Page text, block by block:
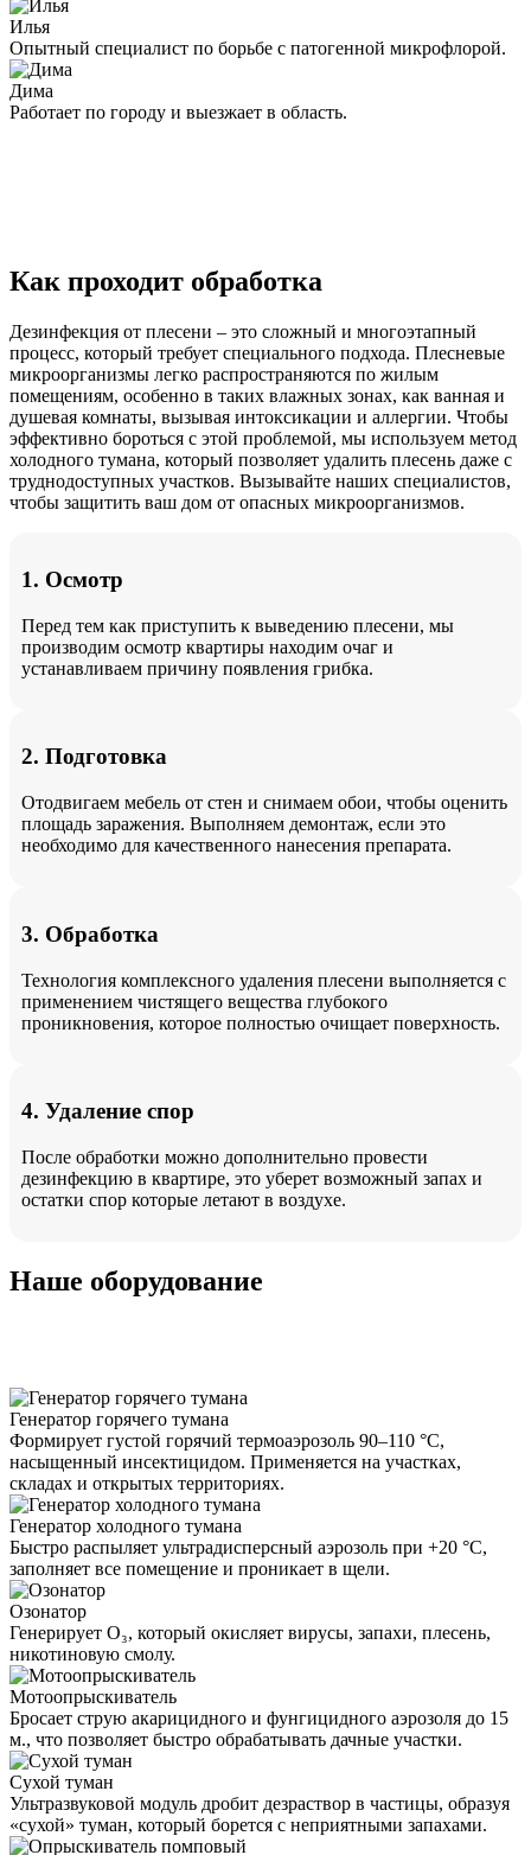
Илья
Опытный специалист по борьбе с патогенной микрофлорой.
Дима
Работает по городу и выезжает в область.
Как проходит обработка
Дезинфекция от плесени – это сложный и многоэтапный
процесс, который требует специального подхода. Плесневые
микроорганизмы легко распространяются по жилым
помещениям, особенно в таких влажных зонах, как ванная и
душевая комнаты, вызывая интоксикации и аллергии. Чтобы
эффективно бороться с этой проблемой, мы используем метод
холодного тумана, который позволяет удалить плесень даже с
труднодоступных участков. Вызывайте наших специалистов,
чтобы защитить ваш дом от опасных микроорганизмов.
1. Осмотр
Перед тем как приступить к выведению плесени, мы
производим осмотр квартиры находим очаг и
устанавливаем причину появления грибка.
2. Подготовка
Отодвигаем мебель от стен и снимаем обои, чтобы оценить
площадь заражения. Выполняем демонтаж, если это
необходимо для качественного нанесения препарата.
3. Обработка
Технология комплексного удаления плесени выполняется с
применением чистящего вещества глубокого
проникновения, которое полностью очищает поверхность.
4. Удаление спор
После обработки можно дополнительно провести
дезинфекцию в квартире, это уберет возможный запах и
остатки спор которые летают в воздухе.
Наше оборудование
Генератор горячего тумана
Формирует густой горячий термоаэрозоль 90–110 °C,
насыщенный инсектицидом. Применяется на участках,
складах и открытых территориях.
Генератор холодного тумана
Быстро распыляет ультрадисперсный аэрозоль при +20 °C,
заполняет все помещение и проникает в щели.
Озонатор
Генерирует O₃, который окисляет вирусы, запахи, плесень,
никотиновую смолу.
Мотоопрыскиватель
Бросает струю акарицидного и фунгицидного аэрозоля до 15
м., что позволяет быстро обрабатывать дачные участки.
Сухой туман
Ультразвуковой модуль дробит дезраствор в частицы, образуя
«сухой» туман, который борется с неприятными запахами.